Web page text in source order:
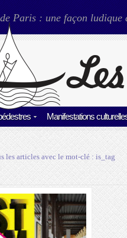
Paris : une façon
Manifestations
les articles avec le mot-clé :is_tag